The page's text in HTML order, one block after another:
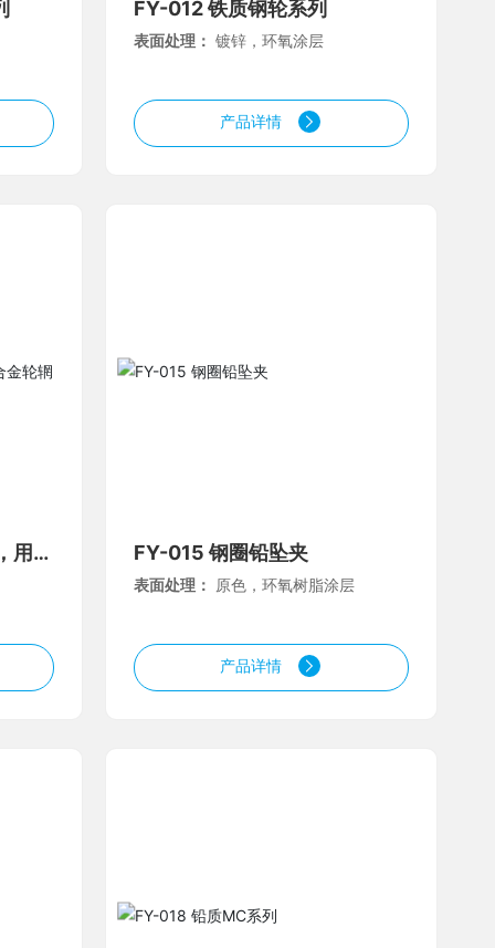
FY-012 铁质钢轮系列
表面处理： 镀锌，环氧涂层
产品详情
用于 FY-015 钢圈铅坠夹
表面处理： 原色，环氧树脂涂层
产品详情